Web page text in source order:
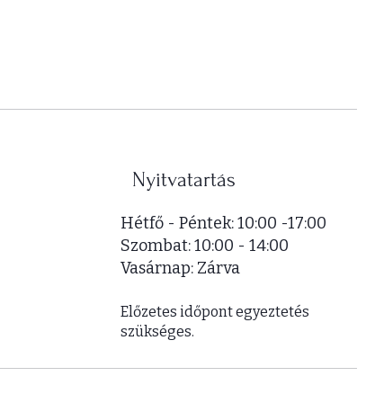
/
é
g
z
e
t
é
t
r
Nyitvatartás
Hétfő - Péntek: 10:00 -17:00
​​Szombat: 10:00 - 14:00
​Vasárnap: Zárva
Előzetes időpont egyeztetés
szükséges.